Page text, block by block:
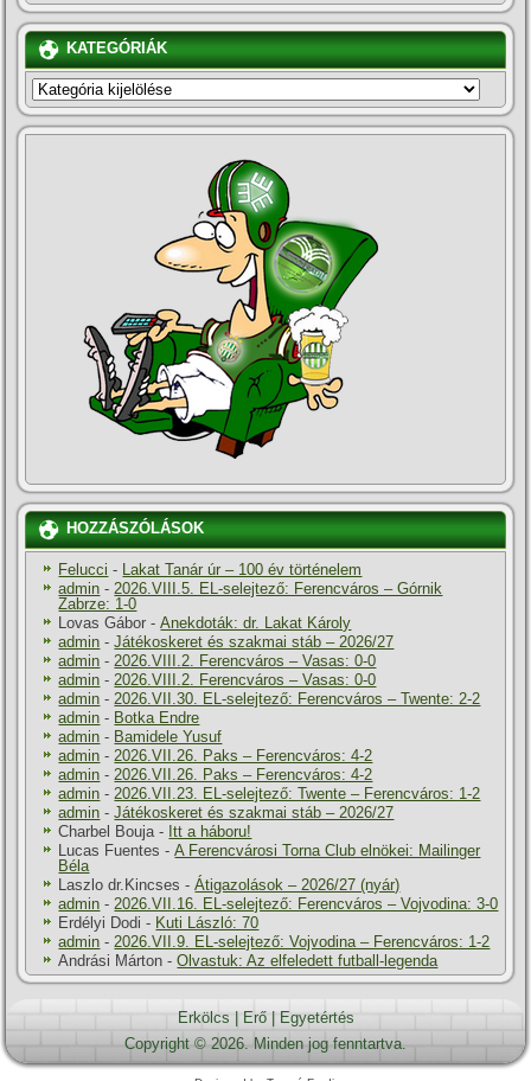
KATEGÓRIÁK
KATEGÓRIÁK
HOZZÁSZÓLÁSOK
Felucci -
Lakat Tanár úr – 100 év történelem
admin - 2026.VIII.5. EL-selejtező: Ferencváros – Górnik
Zabrze: 1-0
Lovas Gábor -Anekdoták: dr. Lakat Károly
admin -Játékoskeret és szakmai stáb – 2026/27
admin - 2026.VIII.2. Ferencváros – Vasas: 0-0
admin - 2026.VIII.2. Ferencváros – Vasas: 0-0
admin - 2026.VII.30. EL-selejtező: Ferencváros – Twente: 2-2
admin - Botka Endre
admin - Bamidele Yusuf
admin - 2026.VII.26. Paks – Ferencváros: 4-2
admin - 2026.VII.26. Paks – Ferencváros: 4-2
admin - 2026.VII.23. EL-selejtező: Twente – Ferencváros: 1-2
admin -Játékoskeret és szakmai stáb – 2026/27
Charbel Bouja - Itt a háboru!
Lucas Fuentes -A Ferencvárosi Torna Club elnökei: Mailinger
Béla
Laszlo dr.Kincses -Átigazolások – 2026/27 (nyár)
admin - 2026.VII.16. EL-selejtező: Ferencváros – Vojvodina: 3-0
Erdélyi Dodi - Kuti László: 70
admin - 2026.VII.9. EL-selejtező: Vojvodina – Ferencváros: 1-2
Andrási Márton -Olvastuk: Az elfeledett futball-legenda
Erkölcs Erő|
Egyetértés
Copyright © 2026. Minden jog fenntartva.